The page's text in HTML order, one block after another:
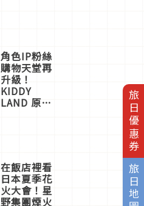
旅日優惠券
旅日地圖
一同給出了
答案
角色IP粉絲
購物天堂再
升級！
KIDDY
LAND 原宿
店3分即達
在飯店裡看
日本夏季花
火大會！星
野集團煙火